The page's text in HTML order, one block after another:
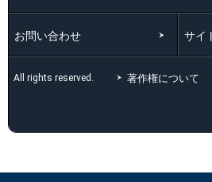
お問い合わせ サイ
All rights reserved. 著作権について